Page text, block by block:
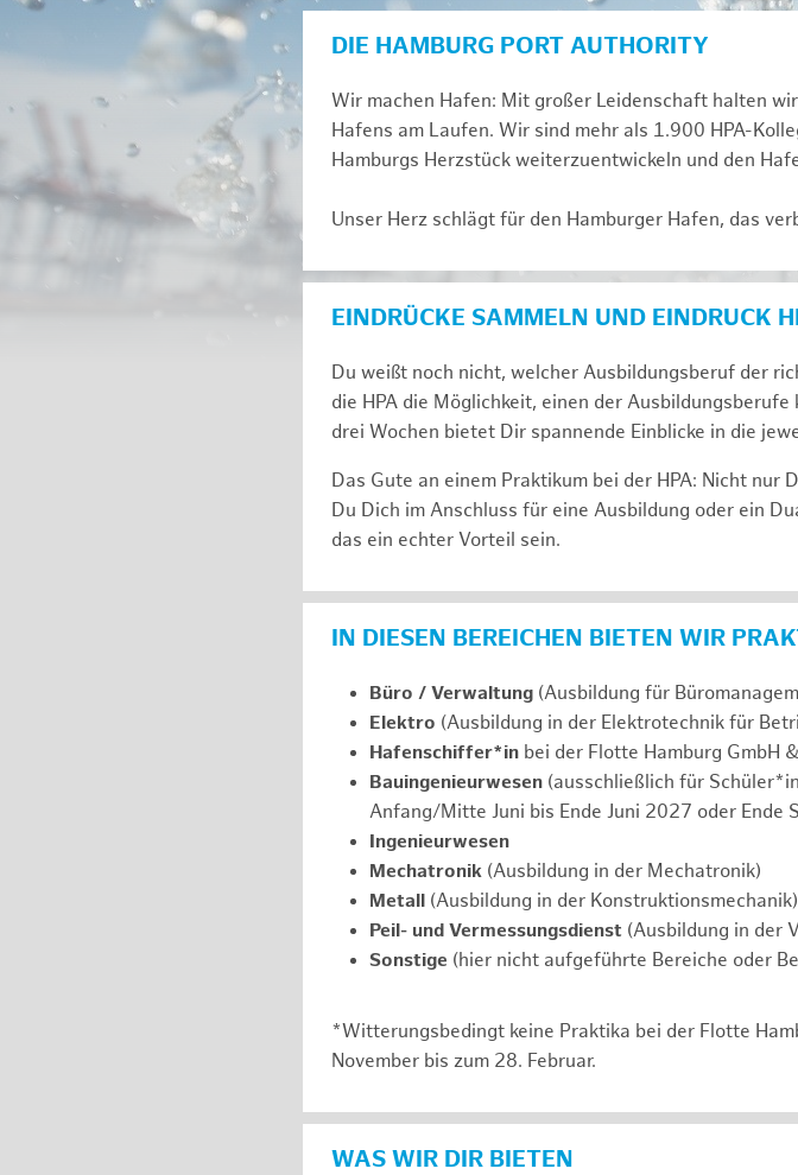
DIE HAMBURG PORT AUTHORITY
Wir machen Hafen: Mit großer Leidenschaft halten
Hafens am Laufen. Wir sind mehr als 1.900 HPA-
Hamburgs Herzstück weiterzuentwickeln und den
Unser Herz schlägt für den Hamburger Hafen, das
EINDRÜCKE SAMMELN UND EINDRUCK
Du weißt noch nicht, welcher Ausbildungsberuf der
die HPA die Möglichkeit, einen der
drei Wochen bie­tet Dir span­nen­de Ein­bli­cke in die
Das Gute an einem Praktikum bei der HPA: Nicht nur
Du Dich im An­schluss für eine Aus­bil­dung oder ein
das ein ech­ter Vor­teil sein.
IN DIESEN BEREICHEN BIETEN WIR
Büro / Verwaltung (Ausbildung für
Elektro (Ausbildung in der Elektrotechnik für
Hafenschiffer*in bei der Flotte Hamburg GmbH
Bauingenieurwesen (ausschließlich für
Anfang/Mitte Juni bis Ende Juni 2027 oder
Ingenieurwesen
Mechatronik (Ausbildung in der Mechatronik)
Metall (Ausbildung in der Konstruktionsmechanik)
Peil- und Vermessungsdienst (Ausbildung in der
Sonstige (hier nicht aufgeführte Bereiche oder
*Witterungsbedingt keine Praktika bei der Flotte
November bis zum 28. Februar.
WAS WIR DIR BIETEN